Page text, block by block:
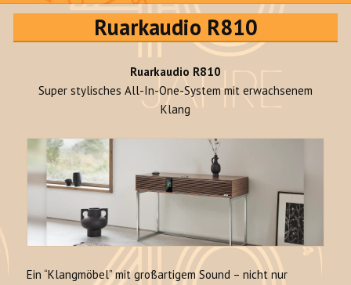
Ruarkaudio R810
Ruarkaudio R810
Super stylisches All-In-One-System mit erwachsenem
Klang
Ein “Klangmöbel” mit großartigem Sound – nicht nur